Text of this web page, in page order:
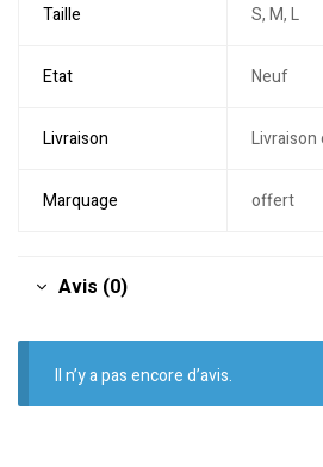
Taille S, M, L
Etat Neuf
Livraison
Marquage offert
Avis (0)
Il n’y a pas encore d’avis.